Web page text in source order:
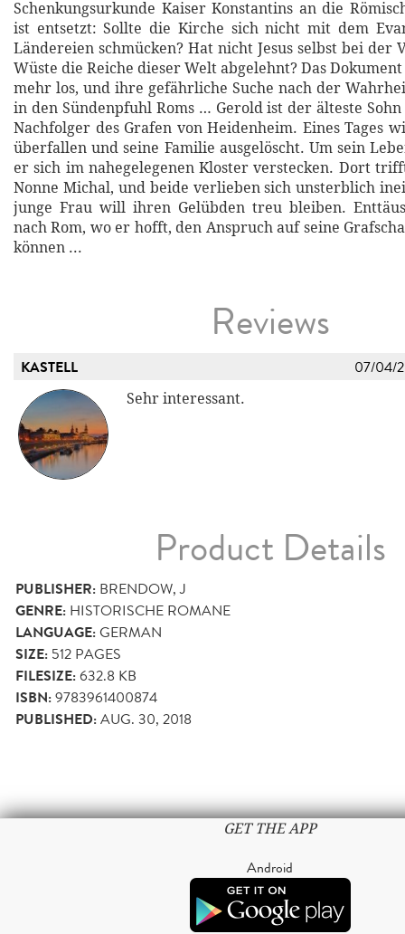
Schenkungsurkunde Kaiser Konstantins an die
ist entsetzt: Sollte die Kirche sich nicht mit dem
Ländereien schmücken? Hat nicht Jesus selbst bei der
Wüste die Reiche dieser Welt abgelehnt? Das
mehr los, und ihre gefährliche Suche nach der
in den Sündenpfuhl Roms … Gerold ist der älteste
Nachfolger des Grafen von Heidenheim. Eines Tages
überfallen und seine Familie ausgelöscht. Um sein
er sich im nahegelegenen Kloster verstecken. Dort
Nonne Michal, und beide verlieben sich unsterblich
junge Frau will ihren Gelübden treu bleiben.
nach Rom, wo er hofft, den Anspruch auf seine
können ...
Reviews
KASTELL 07/04/
Sehr interessant.
Product Details
PUBLISHER: BRENDOW, J
GENRE: HISTORISCHE ROMANE
LANGUAGE:GERMAN
SIZE: 512 PAGES
FILESIZE:632.8 KB
ISBN:9783961400874
PUBLISHED:AUG. 30, 2018
GET THE APP
Android